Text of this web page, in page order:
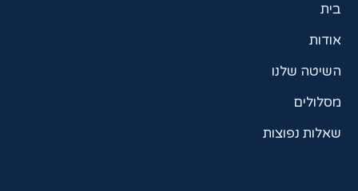
בית
אודות
השיטה שלנו
מסלולים
שאלות נפוצות